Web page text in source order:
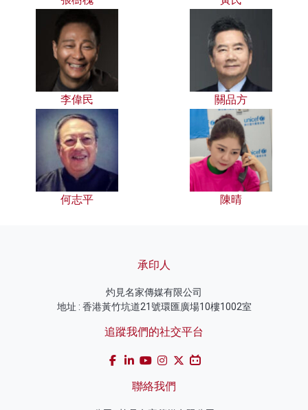
李偉民 關品方
何志平 陳晴
承印人
灼見名家傳媒有限公司
地址 : 香港黃竹坑道21號環匯廣場10樓1002室
追蹤我們的社交平台
聯絡我們